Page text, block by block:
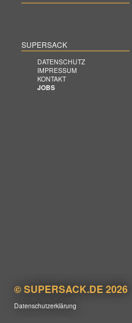
SUPERSACK
DATENSCHUTZ
IMPRESSUM
KONTAKT
JOBS
© SUPERSACK.DE 2026
Datenschutzerklärung